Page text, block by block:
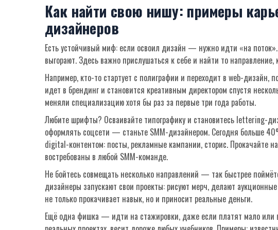
Как найти свою нишу: примеры
дизайнеров
Есть устойчивый миф: если освоил дизайн — нужно идти «на
выгорают. Здесь важно прислушаться к себе и найти то
Например, кто-то стартует с полиграфии и переходит в web-дизайн,
идет в брендинг и становится креативным директором спустя
меняли специализацию хотя бы раз за первые три года работы.
Любите шрифты? Осваивайте типографику и становитесь lettering-
оформлять соцсети — станьте SMM-дизайнером. Сегодня больше
digital-контентом: посты, рекламные кампании, сторис. Прокачайте
востребованы в любой SMM-команде.
Не бойтесь совмещать несколько направлений — так быстрее
дизайнеры запускают свои проекты: рисуют мерч, делают
не только прокачивает навык, но и приносит реальные деньги.
Ещё одна фишка — идти на стажировки, даже если платят мало или